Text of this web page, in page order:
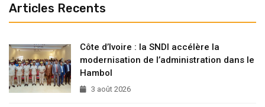
Articles Recents
Côte d’Ivoire : la SNDI accélère la
modernisation de l’administration dans le
Hambol
3 août 2026